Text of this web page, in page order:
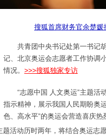
搜狐首席财务官余楚媛
共青团中央书记处第一书记胡
记、北京奥运会志愿者工作协调
情况。 >>>搜狐独家专访
“志愿中国 人文奥运”主题活
指示精神，展示我国人民期盼奥
色、高水平”的奥运会营造喜庆热
题活动历时两年，将结合奥运志